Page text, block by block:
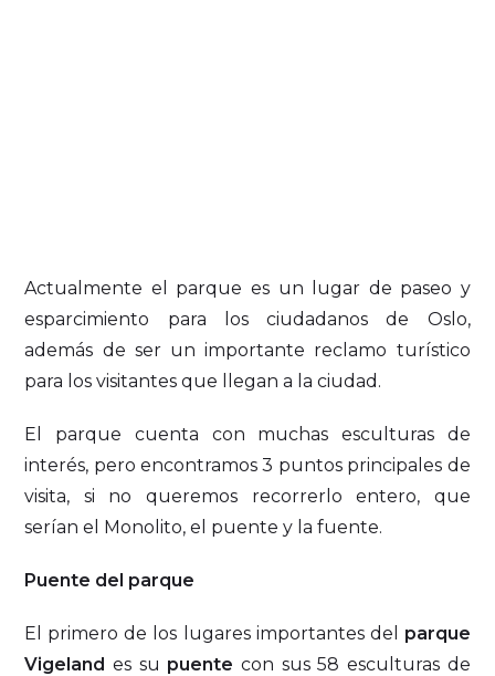
Actualmente el parque es un lugar de paseo y
esparcimiento para los ciudadanos de Oslo,
además de ser un importante reclamo turístico
para los visitantes que llegan a la ciudad.
El parque cuenta con muchas esculturas de
interés, pero encontramos 3 puntos principales de
visita, si no queremos recorrerlo entero, que
serían el Monolito, el puente y la fuente.
Puente del parque
El primero de los lugares importantes del parque
Vigeland es su puente con sus 58 esculturas de